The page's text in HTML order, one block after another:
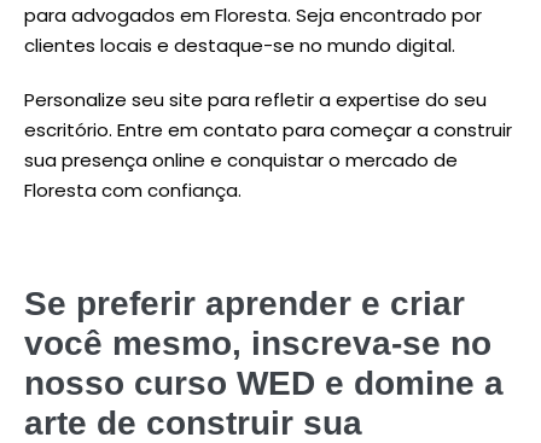
para advogados em Floresta. Seja encontrado por
clientes locais e destaque-se no mundo digital.
Personalize seu site para refletir a expertise do seu
escritório. Entre em contato para começar a construir
sua presença online e conquistar o mercado de
Floresta com confiança.
Se preferir aprender e criar
você mesmo, inscreva-se no
nosso curso WED e domine a
arte de construir sua